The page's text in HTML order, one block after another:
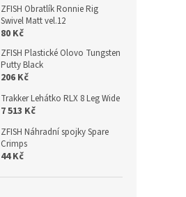
ZFISH Obratlík Ronnie Rig
Swivel Matt vel.12
80 Kč
ZFISH Plastické Olovo Tungsten
Putty Black
206 Kč
Trakker Lehátko RLX 8 Leg Wide
7 513 Kč
ZFISH Náhradní spojky Spare
Crimps
44 Kč